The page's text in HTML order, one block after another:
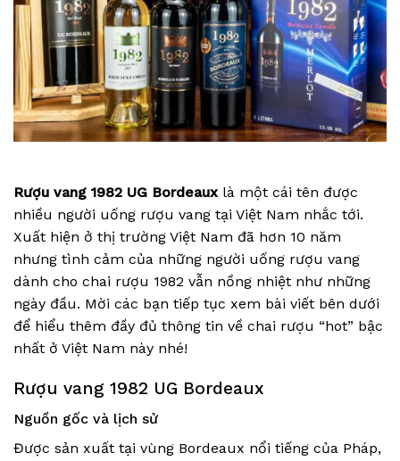
Rượu vang 1982 UG Bordeauxlà một cái tên được
nhiều người uống rượu vang tại Việt Nam nhắc tới.
Xuất hiện ở thị trường Việt Nam đã hơn 10 năm
nhưng tình cảm của những người uống rượu vang
dành cho chai rượu 1982 vẫn nồng nhiệt như những
ngày đầu. Mời các bạn tiếp tục xem bài viết bên dưới
để hiểu thêm đầy đủ thông tin về chai rượu “hot” bậc
nhất ở Việt Nam này nhé!
Rượu vang 1982 UG Bordeaux
Nguồn gốc và lịch sử
Được sản xuất tại vùng Bordeaux nổi tiếng của Pháp,